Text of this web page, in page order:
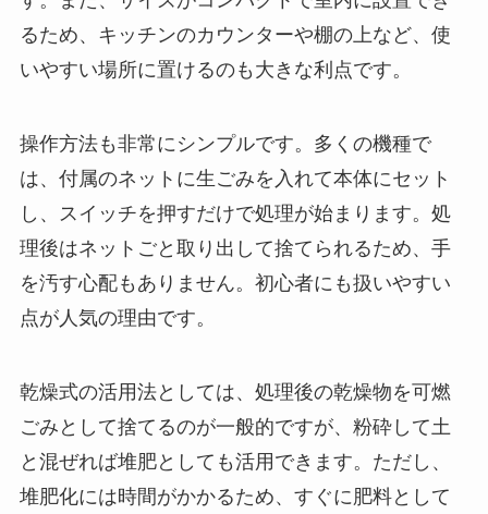
るため、キッチンのカウンターや棚の上など、使
いやすい場所に置けるのも大きな利点です。
操作方法も非常にシンプルです。多くの機種で
は、付属のネットに生ごみを入れて本体にセット
し、スイッチを押すだけで処理が始まります。処
理後はネットごと取り出して捨てられるため、手
を汚す心配もありません。初心者にも扱いやすい
点が人気の理由です。
乾燥式の活用法としては、処理後の乾燥物を可燃
ごみとして捨てるのが一般的ですが、粉砕して土
と混ぜれば堆肥としても活用できます。ただし、
堆肥化には時間がかかるため、すぐに肥料として